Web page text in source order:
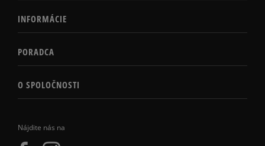
Nájdite nás na
INFORMÁCIE
PORADCA
O SPOLOČNOSTI